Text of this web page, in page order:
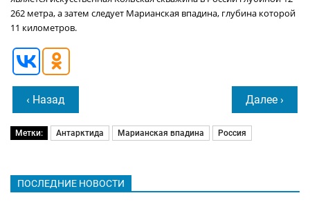
262 метра, а затем следует Марианская впадина, глубина которой
11 километров.
‹ Назад Далее ›
Метки: Антарктида Марианская впадина Россия
ПОСЛЕДНИЕ НОВОСТИ